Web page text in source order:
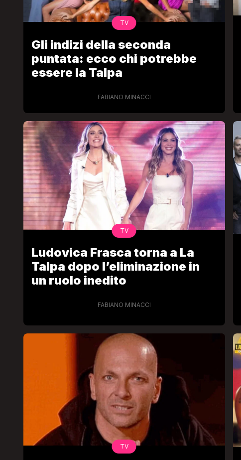
TV
Gli indizi della seconda
puntata: ecco chi potrebbe
essere la Talpa
FABIANO MINACCI
TV
Ludovica Frasca torna a La
Talpa dopo l’eliminazione in
un ruolo inedito
FABIANO MINACCI
TV
LGBT
Bambola Star, la festa di
compleanno con tutte le grandi
dive compie 15 anni: il video
completo
FABIANO MINACCI